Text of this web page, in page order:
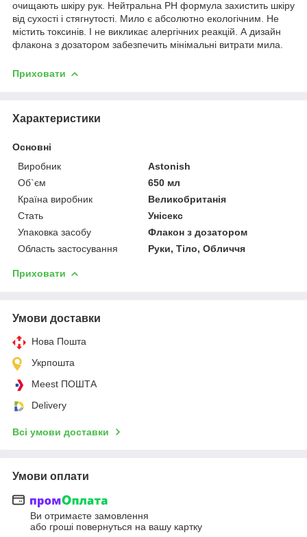
очищають шкіру рук. Нейтральна РН формула захистить шкіру
від сухості і стягнутості. Мило є абсолютно екологічним. Не
містить токсинів. І не викликає алергічних реакцій. А дизайн
флакона з дозатором забезпечить мінімальні витрати мила.
Приховати
Характеристики
Основні
Виробник
Astonish
Об`єм
650 мл
Країна виробник
Великобританія
Стать
Унісекс
Упаковка засобу
Флакон з дозатором
Область застосування
Руки, Тіло, Обличчя
Приховати
Умови доставки
Нова Пошта
Укрпошта
Meest ПОШТА
Delivery
Всі умови доставки
Умови оплати
Ви отримаєте замовлення
або гроші повернуться на вашу картку